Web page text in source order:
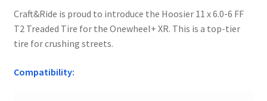
Craft&Ride is proud to introduce the Hoosier 11 x 6.0-6 FF
T2 Treaded Tire for the Onewheel+ XR. This is a top-tier
tire for crushing streets.
Compatibility: